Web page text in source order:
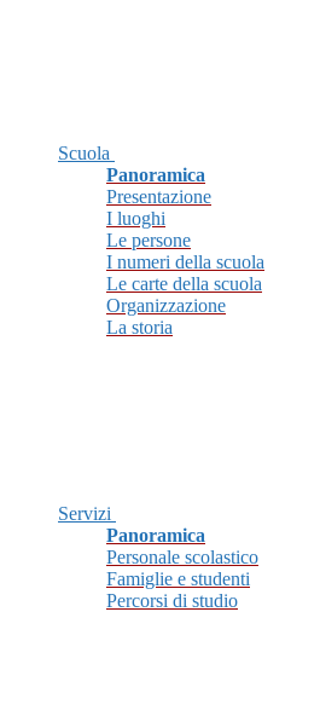
Scuola
Panoramica
Presentazione
I luoghi
Le persone
I numeri della scuola
Le carte della scuola
Organizzazione
La storia
Servizi
Panoramica
Personale scolastico
Famiglie e studenti
Percorsi di studio